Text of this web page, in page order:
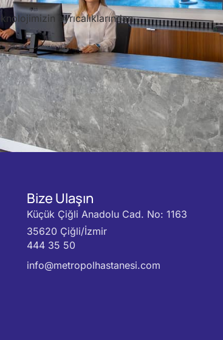
ayrıcalıklarından
Bize Ulaşın
Küçük Çiğli Anadolu Cad. No: 1163
35620 Çiğli/İzmir
444 35 50
info@metropolhastanesi.com